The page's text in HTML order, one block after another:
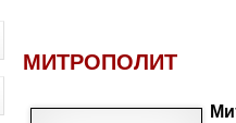
МИТРОПОЛИТ